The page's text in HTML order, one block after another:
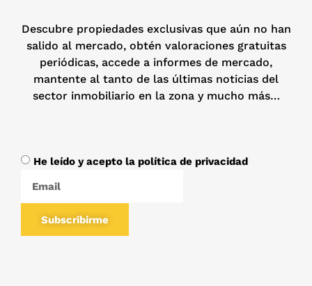
Descubre propiedades exclusivas que aún no han
salido al mercado, obtén valoraciones gratuitas
periódicas, accede a informes de mercado,
mantente al tanto de las últimas noticias del
sector inmobiliario en la zona y mucho más…
He leído y acepto la política de privacidad
Subscribirme